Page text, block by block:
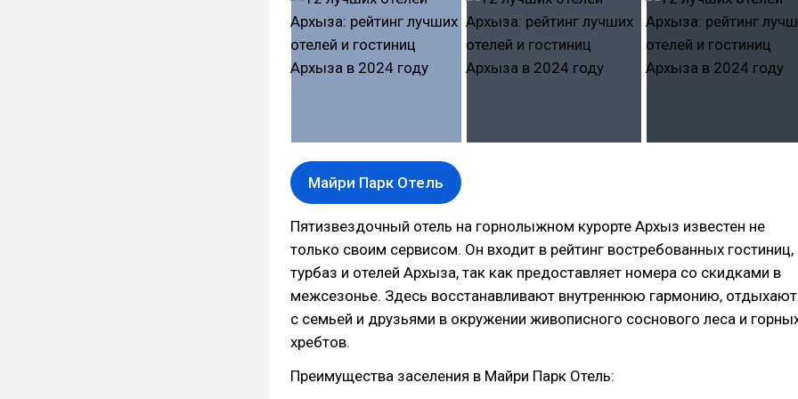
Майри Парк Отель
Пятизвездочный отель на горнолыжном курорте Архыз известен не
только своим сервисом. Он входит в рейтинг востребованных гостиниц,
турбаз и отелей Архыза, так как предоставляет номера со скидками в
межсезонье. Здесь восстанавливают внутреннюю гармонию, отдыхают
с семьей и друзьями в окружении живописного соснового леса и
хребтов.
Преимущества заселения в Майри Парк Отель: